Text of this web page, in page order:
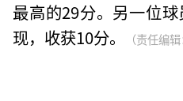
最高的29分。另一位
现，收获10分。
（责任编